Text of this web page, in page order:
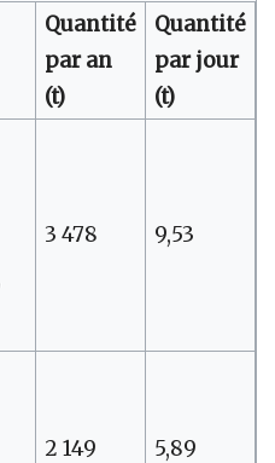
Quantité
par an
(t)
Quantité
par jour
(t)
3 478 9,53
2 149 5,89